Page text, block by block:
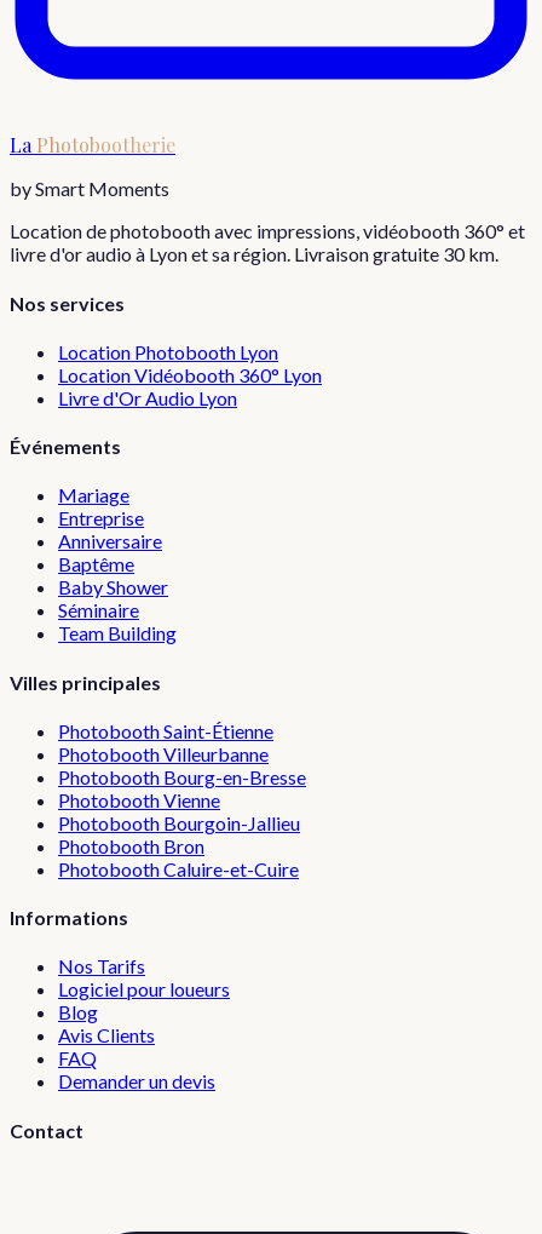
LaPhotobootherie
by Smart Moments
Location de photobooth avec impressions, vidéobooth 360° et
livre d'or audio à Lyon et sa région. Livraison gratuite 30 km.
Nos services
Location Photobooth Lyon
Location Vidéobooth 360° Lyon
Livre d'Or Audio Lyon
Événements
Mariage
Entreprise
Anniversaire
Baptême
Baby Shower
Séminaire
Team Building
Villes principales
PhotoboothSaint-Étienne
PhotoboothVilleurbanne
Photobooth Bourg-en-Bresse
PhotoboothVienne
Photobooth Bourgoin-Jallieu
Photobooth Bron
PhotoboothCaluire-et-Cuire
Informations
Nos Tarifs
Logiciel pour loueurs
Blog
Avis Clients
FAQ
Demander un devis
Contact